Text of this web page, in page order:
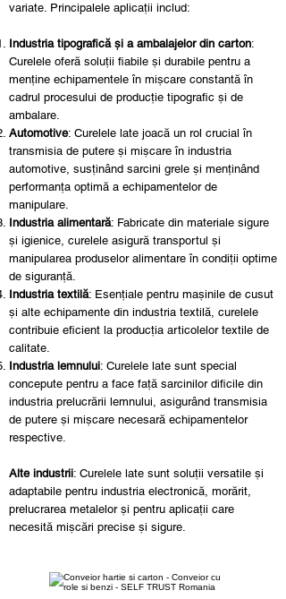
variate. Principalele aplicații includ:
Industria tipografică și a ambalajelor din carton:
Curelele oferă soluții fiabile și durabile pentru a
menține echipamentele în mișcare constantă în
cadrul procesului de producție tipografic și de
ambalare.
Automotive: Curelele late joacă un rol crucial în
transmisia de putere și mișcare în industria
automotive, susținând sarcini grele și menținând
performanța optimă a echipamentelor de
manipulare.
Industria alimentară: Fabricate din materiale sigure
și igienice, curelele asigură transportul și
manipularea produselor alimentare în condiții optime
de siguranță.
Industria textilă: Esențiale pentru mașinile de cusut
și alte echipamente din industria textilă, curelele
contribuie eficient la producția articolelor textile de
calitate.
Industria lemnului: Curelele late sunt special
concepute pentru a face față sarcinilor dificile din
industria prelucrării lemnului, asigurând transmisia
de putere și mișcare necesară echipamentelor
respective.
Alte industrii: Curelele late sunt soluții versatile și
adaptabile pentru industria electronică, morărit,
prelucrarea metalelor și pentru aplicații care
necesită mișcări precise și sigure.